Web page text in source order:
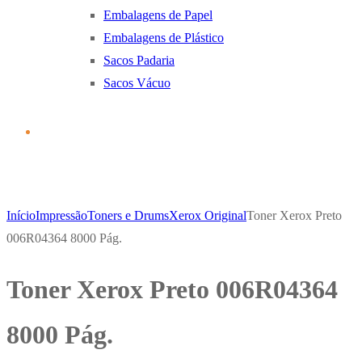
Embalagens de Papel
Embalagens de Plástico
Sacos Padaria
Sacos Vácuo
InícioImpressãoToners e DrumsXerox OriginalToner Xerox Preto
006R04364 8000 Pág.
Toner Xerox Preto 006R04364
8000 Pág.